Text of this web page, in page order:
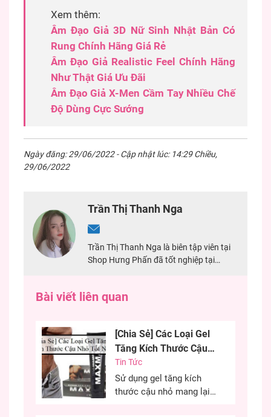
Xem thêm:
Âm Đạo Giả 3D Nữ Sinh Nhật Bản Có
Rung Chính Hãng Giá Rẻ
Âm Đạo Giả Realistic Feel Chính Hãng
Như Thật Giá Ưu Đãi
Âm Đạo Giả X-Men Cầm Tay Nhiều Chế
Độ Dùng Cực Sướng
Ngày đăng: 29/06/2022 - Cập nhật lúc: 14:29 Chiều,
29/06/2022
Trần Thị Thanh Nga
Trần Thị Thanh Nga là biên tập viên tại
Shop Hưng Phấn đã tốt nghiệp tại
nghiệm về biên tập viên content, đặc
Bài viết liên quan
[Chia Sẻ] Các Loại Gel
Tăng Kích Thước Cậu
Nhỏ Tốt Nhất
Tin Tức
Sử dụng gel tăng kích
thước cậu nhỏ mang lại